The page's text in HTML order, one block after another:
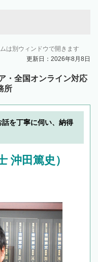
は別ウィンドウで開きます
更新日：2026年8月8日
・全国オンライン対応
所
話を丁寧に伺い、納得
沖田篤史）